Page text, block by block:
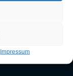
Impressum